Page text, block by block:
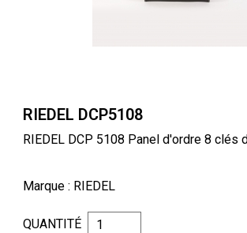
RIEDEL DCP5108
RIEDEL DCP 5108 Panel d'ordre 8 clés
Marque : RIEDEL
QUANTITÉ